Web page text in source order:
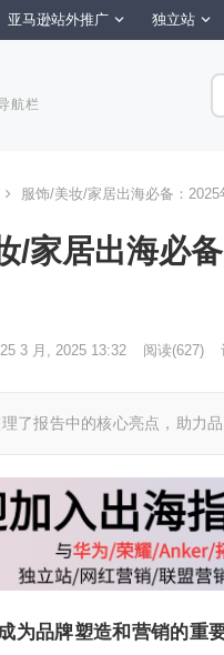
亚马逊站外推广 独立站
航栏
服饰/美妆/家居出海必备：
/家居出海必
25 3 月, 2025 13:32 阅读(627)
了报告中的核心亮点，助力
为品牌塑造和营销的重